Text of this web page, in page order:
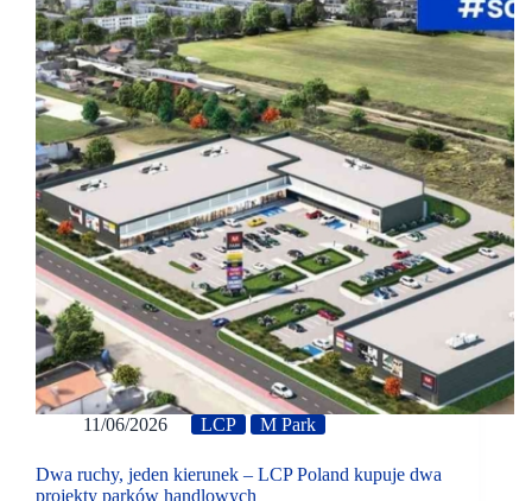
11/06/2026 LCP M Park
Dwa ruchy, jeden kierunek – LCP Poland kupuje dwa
projekty parków handlowych